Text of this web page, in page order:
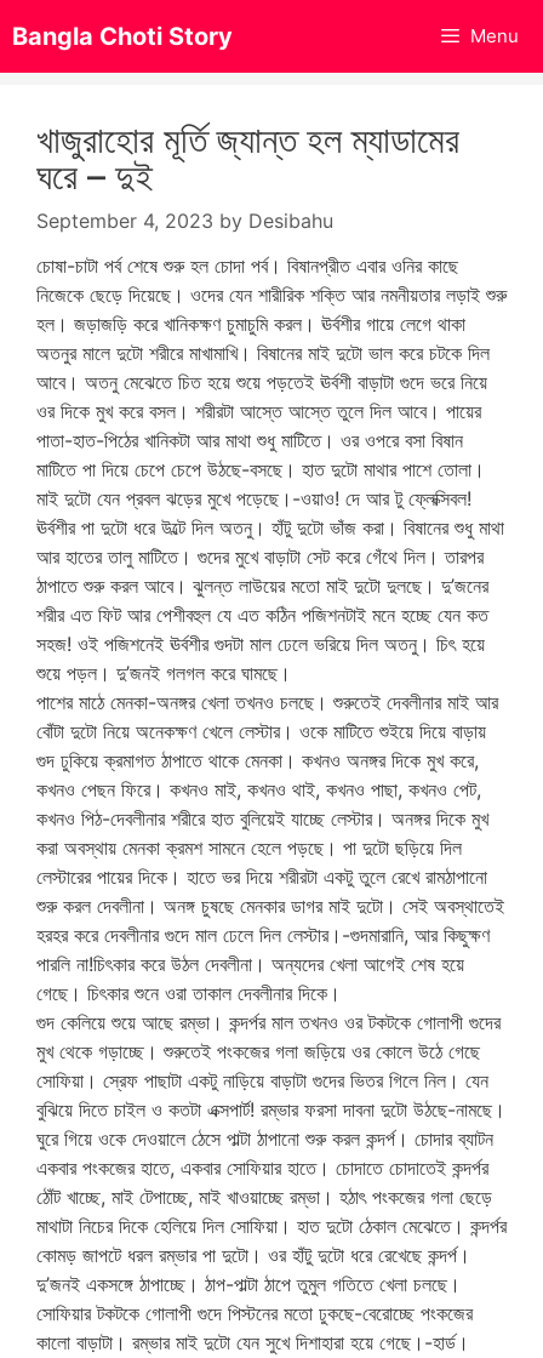
to
content
Bangla Choti Story Menu
খাজুরাহোর মূর্তি জ্যান্ত হল ম্যাডামের
ঘরে – দুই
September 4, 2023 by Desibahu
চোষা-চাটা পর্ব শেষে শুরু হল চোদা পর্ব। বিষানপ্রীত এবার ওনির কাছে
নিজেকে ছেড়ে দিয়েছে। ওদের যেন শারীরিক শক্তি আর নমনীয়তার লড়াই শুরু
হল। জড়াজড়ি করে খানিকক্ষণ চুমাচুমি করল। ঊর্বশীর গায়ে লেগে থাকা
অতনুর মালে দুটো শরীরে মাখামাখি। বিষানের মাই দুটো ভাল করে চটকে দিল
আবে। অতনু মেঝেতে চিত হয়ে শুয়ে পড়তেই ঊর্বশী বাড়াটা গুদে ভরে নিয়ে
ওর দিকে মুখ করে বসল। শরীরটা আস্তে আস্তে তুলে দিল আবে। পায়ের
পাতা-হাত-পিঠের খানিকটা আর মাথা শুধু মাটিতে। ওর ওপরে বসা বিষান
মাটিতে পা দিয়ে চেপে চেপে উঠছে-বসছে। হাত দুটো মাথার পাশে তোলা।
মাই দুটো যেন প্রবল ঝড়ের মুখে পড়েছে।-ওয়াও! দে আর টু ফ্লেক্সিবল!
ঊর্বশীর পা দুটো ধরে উল্টে দিল অতনু। হাঁটু দুটো ভাঁজ করা। বিষানের শুধু মাথা
আর হাতের তালু মাটিতে। গুদের মুখে বাড়াটা সেট করে গেঁথে দিল। তারপর
ঠাপাতে শুরু করল আবে। ঝুলন্ত লাউয়ের মতো মাই দুটো দুলছে। দু’জনের
শরীর এত ফিট আর পেশীবহুল যে এত কঠিন পজিশনটাই মনে হচ্ছে যেন কত
সহজ! ওই পজিশনেই ঊর্বশীর গুদটা মাল ঢেলে ভরিয়ে দিল অতনু। চিৎ হয়ে
শুয়ে পড়ল। দু’জনই গলগল করে ঘামছে।
পাশের মাঠে মেনকা-অনঙ্গর খেলা তখনও চলছে। শুরুতেই দেবলীনার মাই আর
বোঁটা দুটো নিয়ে অনেকক্ষণ খেলে লেস্টার। ওকে মাটিতে শুইয়ে দিয়ে বাড়ায়
গুদ ঢুকিয়ে ক্রমাগত ঠাপাতে থাকে মেনকা। কখনও অনঙ্গর দিকে মুখ করে,
কখনও পেছন ফিরে। কখনও মাই, কখনও থাই, কখনও পাছা, কখনও পেট,
কখনও পিঠ-দেবলীনার শরীরে হাত বুলিয়েই যাচ্ছে লেস্টার। অনঙ্গর দিকে মুখ
করা অবস্থায় মেনকা ক্রমশ সামনে হেলে পড়ছে। পা দুটো ছড়িয়ে দিল
লেস্টারের পায়ের দিকে। হাতে ভর দিয়ে শরীরটা একটু তুলে রেখে রামঠাপানো
শুরু করল দেবলীনা। অনঙ্গ চুষছে মেনকার ডাগর মাই দুটো। সেই অবস্থাতেই
হরহর করে দেবলীনার গুদে মাল ঢেলে দিল লেস্টার।-গুদমারানি, আর কিছুক্ষণ
পারলি না!চিৎকার করে উঠল দেবলীনা। অন্যদের খেলা আগেই শেষ হয়ে
গেছে। চিৎকার শুনে ওরা তাকাল দেবলীনার দিকে।
গুদ কেলিয়ে শুয়ে আছে রম্ভা। কন্দর্পর মাল তখনও ওর টকটকে গোলাপী গুদের
মুখ থেকে গড়াচ্ছে। শুরুতেই পংকজের গলা জড়িয়ে ওর কোলে উঠে গেছে
সোফিয়া। স্রেফ পাছাটা একটু নাড়িয়ে বাড়াটা গুদের ভিতর গিলে নিল। যেন
বুঝিয়ে দিতে চাইল ও কতটা এক্সপার্ট! রম্ভার ফরসা দাবনা দুটো উঠছে-নামছে।
ঘুরে গিয়ে ওকে দেওয়ালে ঠেসে পাল্টা ঠাপানো শুরু করল কন্দর্প। চোদার ব্যাটন
একবার পংকজের হাতে, একবার সোফিয়ার হাতে। চোদাতে চোদাতেই কন্দর্পর
ঠোঁট খাচ্ছে, মাই টেপাচ্ছে, মাই খাওয়াচ্ছে রম্ভা। হঠাৎ পংকজের গলা ছেড়ে
মাথাটা নিচের দিকে হেলিয়ে দিল সোফিয়া। হাত দুটো ঠেকাল মেঝেতে। কন্দর্পর
কোমড় জাপটে ধরল রম্ভার পা দুটো। ওর হাঁটু দুটো ধরে রেখেছে কন্দর্প।
দু’জনই একসঙ্গে ঠাপাচ্ছে। ঠাপ-পাল্টা ঠাপে তুমুল গতিতে খেলা চলছে।
সোফিয়ার টকটকে গোলাপী গুদে পিস্টনের মতো ঢুকছে-বেরোচ্ছে পংকজের
কালো বাড়াটা। রম্ভার মাই দুটো যেন সুখে দিশাহারা হয়ে গেছে।-হার্ড।